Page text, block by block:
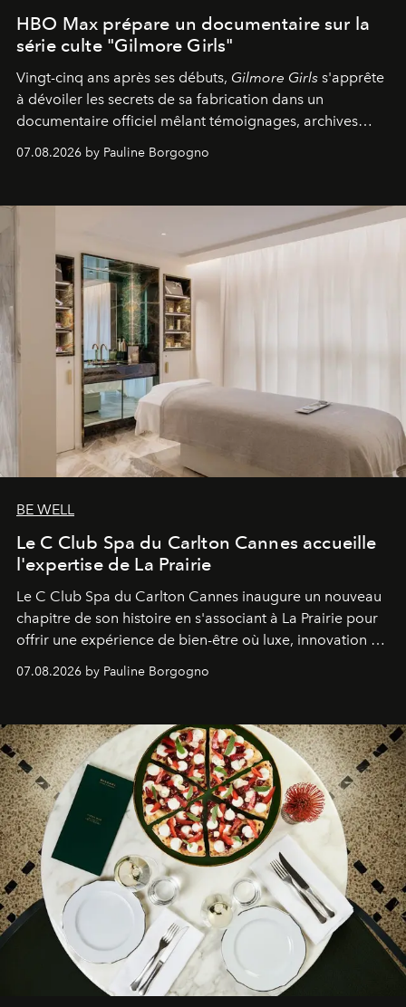
HBO Max prépare un documentaire sur la
série culte "Gilmore Girls"
Vingt-cinq ans après ses débuts, Gilmore Girls s'apprête
à dévoiler les secrets de sa fabrication dans un
documentaire officiel mêlant témoignages, archives
générationnel.
07.08.2026 by Pauline Borgogno
BE WELL
Le C Club Spa du Carlton Cannes accueille
l'expertise de La Prairie
Le C Club Spa du Carlton Cannes inaugure un nouveau
chapitre de son histoire en s'associant à La Prairie pour
offrir une expérience de bien-être où luxe, innovation et
07.08.2026 by Pauline Borgogno